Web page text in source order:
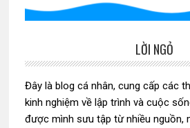
chính
LỜI NGỎ
Đây là blog cá nhân, cung cấp các
kinh nghiệm về lập trình và cuộc
được mình sưu tập từ nhiều nguồn,